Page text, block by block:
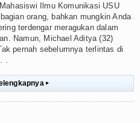
Ilmu Komunikasi USU
orang, bahkan mungkin Anda
terdengar meragukan dalam
Namun, Michael Aditya (32)
pernah sebelumnya terlintas di
▸